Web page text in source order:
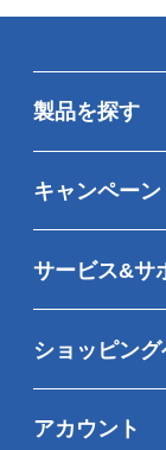
製品を探す
キャンペーン
サービス&サ
ショッピン
アカウント